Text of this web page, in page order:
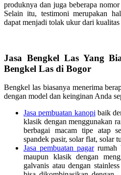
produknya dan juga beberapa
Selain itu, testimoni merupakan
dapat menjadi tolak ukur dari kualitas
Jasa Bengkel Las Yang
Bengkel Las di Bogor
Bengkel las biasanya menerima
dengan model dan keinginan Anda
Jasa pembuatan kanopi baik
klasik dengan menggunakan
berbagai macam tipe atap
spandek pasir, solar flat, solar
Jasa pembuatan pagarrumah
maupun klasik dengan
galvanis atau dengan